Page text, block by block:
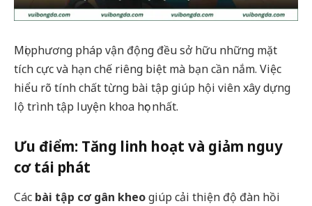
Mọi phương pháp vận động đều sở hữu những mặt
tích cực và hạn chế riêng biệt mà bạn cần nắm. Việc
hiểu rõ tính chất từng bài tập giúp hội viên xây dựng
lộ trình tập luyện khoa học nhất.
Ưu điểm: Tăng linh hoạt và giảm nguy
cơ tái phát
Các bài tập cơ gân kheogiúp cải thiện độ đàn hồi